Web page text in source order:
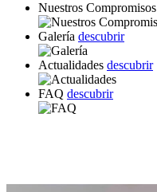
Nuestros Compromisos
Galería descubrir
Actualidades descubrir
FAQ descubrir